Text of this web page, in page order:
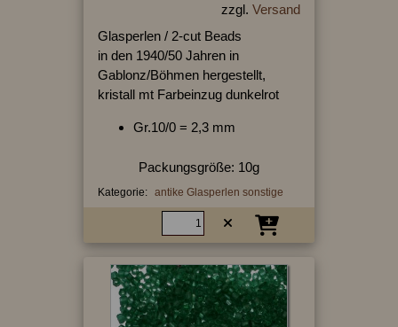
zzgl. Versand
Glasperlen / 2-cut Beads
in den 1940/50 Jahren in
Gablonz/Böhmen hergestellt,
kristall mt Farbeinzug dunkelrot
Gr.10/0 = 2,3 mm
Packungsgröße: 10g
Kategorie: antike Glasperlen sonstige